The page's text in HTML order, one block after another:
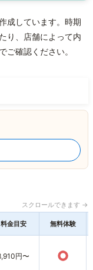
成しています。時期
り、店舗によって内
ご確認ください。
スクロールできます →
料金目安 無料体験
円〜 ○